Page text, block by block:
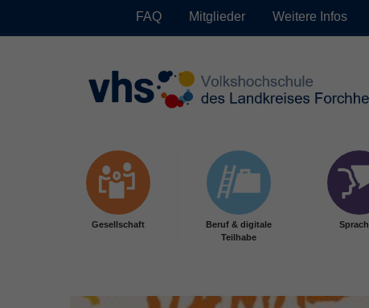
FAQ Mitglieder Weitere Infos
Gesellschaft
Beruf & digitale
Teilhabe